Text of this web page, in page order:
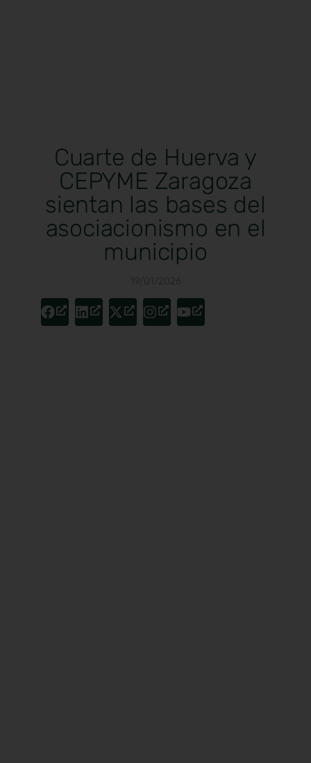
Cuarte de Huerva y
CEPYME Zaragoza
sientan las bases del
asociacionismo en el
municipio
19/01/2026